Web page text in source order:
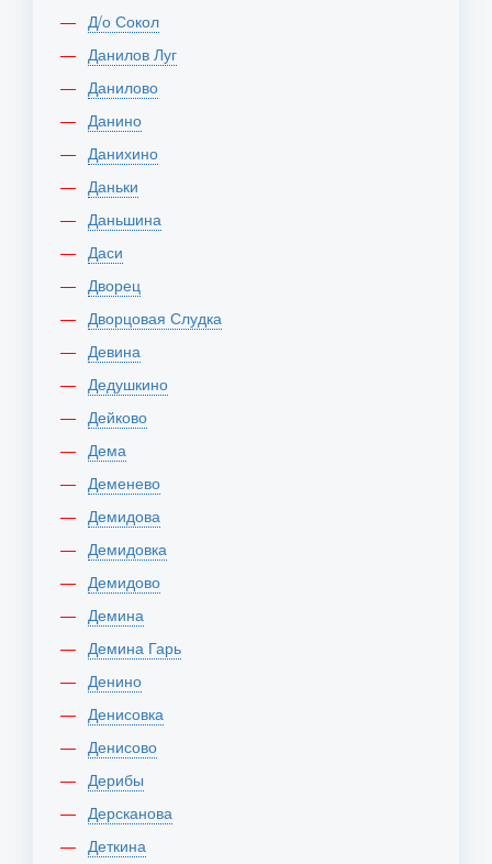
Д/о Сокол
Данилов Луг
Данилово
Данино
Данихино
Даньки
Даньшина
Даси
Дворец
Дворцовая Слудка
Девина
Дедушкино
Дейково
Дема
Деменево
Демидова
Демидовка
Демидово
Демина
Демина Гарь
Денино
Денисовка
Денисово
Дерибы
Дерсканова
Деткина